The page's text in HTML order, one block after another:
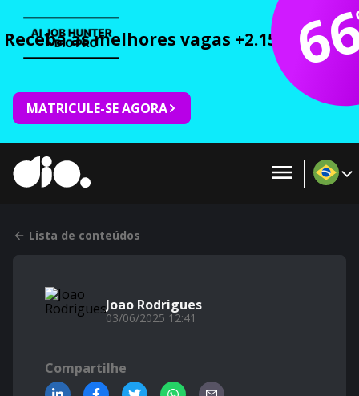
Receba as melhores vagas +2.150 cursos
MATRICULE-SE AGORA
Lista de conteúdos
Joao Rodrigues
03/06/2025 12:41
Compartilhe